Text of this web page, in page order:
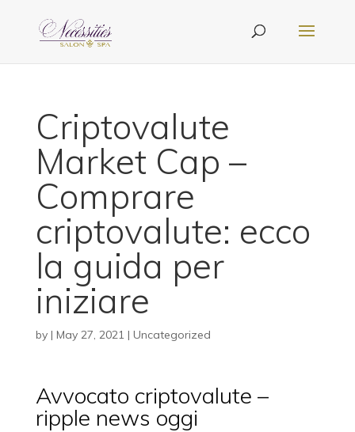
Criptovalute
Market Cap –
Comprare
criptovalute: ecco
la guida per
iniziare
by | May 27, 2021| Uncategorized
Avvocato criptovalute –
ripple news oggi